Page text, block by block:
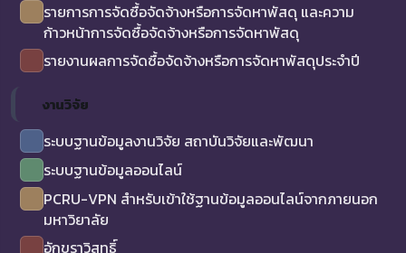
รายการการจัดซื้อจัดจ้างหรือการจัดหาพัสดุ และความ
ก้าวหน้าการจัดซื้อจัดจ้างหรือการจัดหาพัสดุ
รายงานผลการจัดซื้อจัดจ้างหรือการจัดหาพัสดุประจำปี
งานวิจัย
ระบบฐานข้อมูลงานวิจัย สถาบันวิจัยและพัฒนา
ระบบฐานข้อมูลออนไลน์
PCRU-VPN สำหรับเข้าใช้ฐานข้อมูลออนไลน์จากภายนอก
มหาวิยาลัย
อักขราวิสุทธิ์